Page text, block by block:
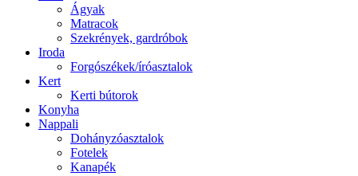
Ágyak
Matracok
Szekrények, gardróbok
Iroda
Forgószékek/íróasztalok
Kert
Kerti bútorok
Konyha
Nappali
Dohányzóasztalok
Fotelek
Kanapék